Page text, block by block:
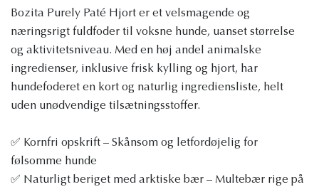
Bozita Purely Paté Hjort er et velsmagende og
næringsrigt fuldfoder til voksne hunde, uanset størrelse
og aktivitetsniveau. Med en høj andel animalske
ingredienser, inklusive frisk kylling og hjort, har
hundefoderet en kort og naturlig ingrediensliste, helt
uden unødvendige tilsætningsstoffer.
✅ Kornfri opskrift – Skånsom og letfordøjelig for
følsomme hunde
✅ Naturligt beriget med arktiske bær – Multebær rige på